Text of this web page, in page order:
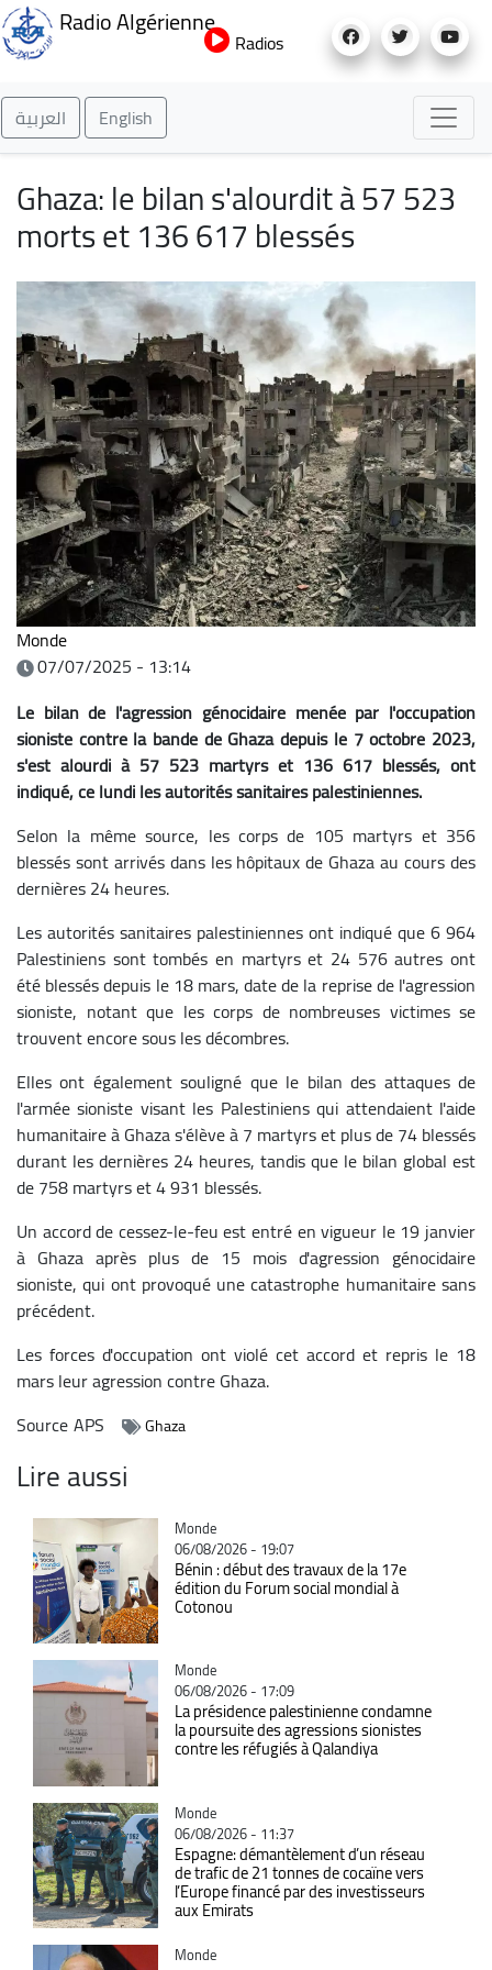
au
Radio Algérienne
Radios
العربية English
Ghaza: le bilan s'alourdit à 57 523
morts et 136 617 blessés
Monde
07/07/2025 - 13:14
Le bilan de l'agression génocidaire menée par l'occupation
sioniste contre la bande de Ghaza depuis le 7 octobre 2023,
s'est alourdi à 57 523 martyrs et 136 617 blessés, ont
indiqué, ce lundi les autorités sanitaires palestiniennes.
Selon la même source, les corps de 105 martyrs et 356
blessés sont arrivés dans les hôpitaux de Ghaza au cours des
dernières 24 heures.
Les autorités sanitaires palestiniennes ont indiqué que 6 964
Palestiniens sont tombés en martyrs et 24 576 autres ont
été blessés depuis le 18 mars, date de la reprise de l'agression
sioniste, notant que les corps de nombreuses victimes se
trouvent encore sous les décombres.
Elles ont également souligné que le bilan des attaques de
l'armée sioniste visant les Palestiniens qui attendaient l'aide
humanitaire à Ghaza s'élève à 7 martyrs et plus de 74 blessés
durant les dernières 24 heures, tandis que le bilan global est
de 758 martyrs et 4 931 blessés.
Un accord de cessez-le-feu est entré en vigueur le 19 janvier
à Ghaza après plus de 15 mois d'agression génocidaire
sioniste, qui ont provoqué une catastrophe humanitaire sans
précédent.
Les forces d'occupation ont violé cet accord et repris le 18
mars leur agression contre Ghaza.
SourceAPS Ghaza
Lire aussi
Catégorie
Monde
06/08/2026 - 19:07
Bénin : début des travaux de la 17e
édition du Forum social mondial à
Cotonou
Catégorie
Monde
06/08/2026 - 17:09
La présidence palestinienne condamne
la poursuite des agressions sionistes
contre les réfugiés à Qalandiya
Catégorie
Monde
06/08/2026 - 11:37
Espagne: démantèlement d’un réseau
de trafic de 21 tonnes de cocaïne vers
l’Europe financé par des investisseurs
aux Emirats
Catégorie
Monde